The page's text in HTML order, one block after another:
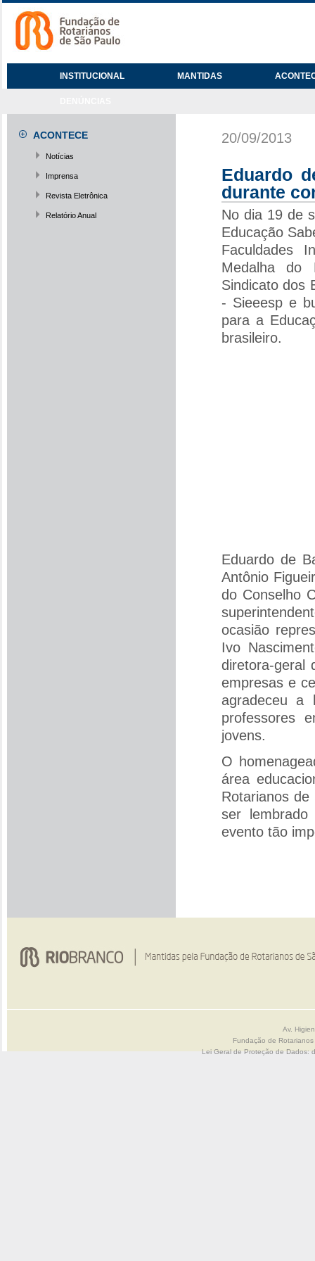
INSTITUCIONAL MANTIDAS
ACONTECE
Notícias
Imprensa
Revista Eletrônica
Relatório Anual
20/09/2013
Eduardo
durante
No dia 19 de
Educação
Faculdades
Medalha do
Sindicato dos
- Sieeesp e
para a
brasileiro.
Eduardo de
Antônio
do Conselho
ocasião
Ivo
diretora-geral
empresas e
agradeceu a
professores
jovens.
O
área
Rotarianos
ser
evento tão
Av.
Fundação de
Lei Geral de Proteção de Dados: